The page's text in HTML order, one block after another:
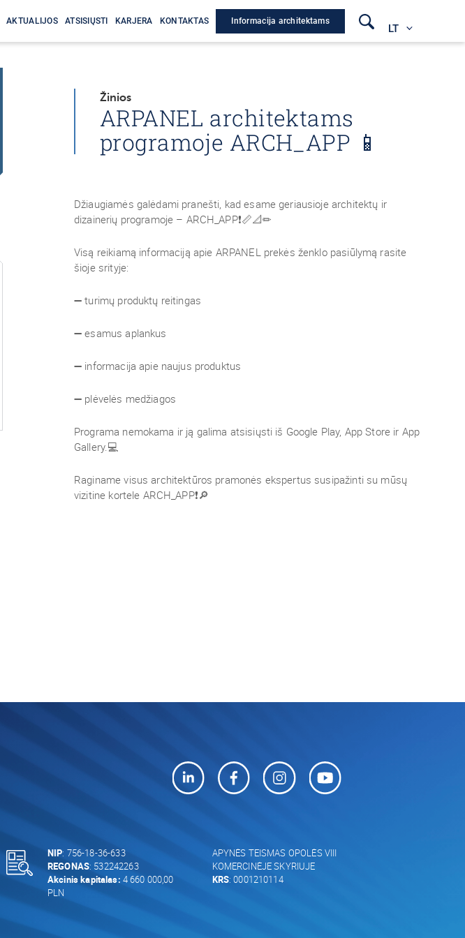
AKTUALIJOS ATSISIŲSTI KARJERA KONTAKTAS Informacija architektams
LT
Žinios
ARPANEL architektams
programoje ARCH_APP 📱
Džiaugiamės galėdami pranešti, kad esame geriausioje architektų ir
dizainerių programoje – ARCH_APP❗📏📐✏
Visą reikiamą informaciją apie ARPANEL prekės ženklo pasiūlymą rasite
šioje srityje:
➖ turimų produktų reitingas
➖ esamus aplankus
➖ informacija apie naujus produktus
➖ plėvelės medžiagos
Programa nemokama ir ją galima atsisiųsti iš Google Play, App Store ir App
Gallery.💻
Raginame visus architektūros pramonės ekspertus susipažinti su mūsų
vizitine kortele ARCH_APP❗🔎
NIP: 756-18-36-633
REGONAS: 532242263
Akcinis kapitalas: 4 660 000,00
PLN
APYNĖS TEISMAS OPOLĖS VIII
KOMERCINĖJE SKYRIUJE
KRS: 0001210114